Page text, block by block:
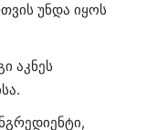
უნდა იყოს
აკნეს